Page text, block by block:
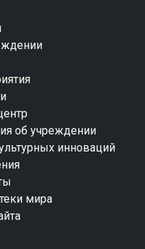
об учреждении
инноваций
мира